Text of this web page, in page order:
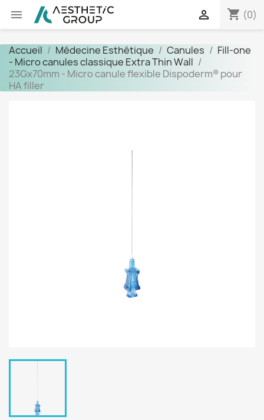
 shopping_cart (0)

Accueil Médecine Esthétique Canules
Fill-one
- Micro canules classique Extra Thin Wall
23Gx70mm - Micro canule flexible Dispoderm® pour
HA filler